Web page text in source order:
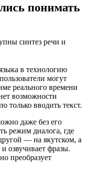
понимать
синтез речи и
в технологию
могут
реального времени
возможности
только вводить текст.
даже без его
режим диалога, где
— на якутском, а
озвучивает фразы.
преобразует